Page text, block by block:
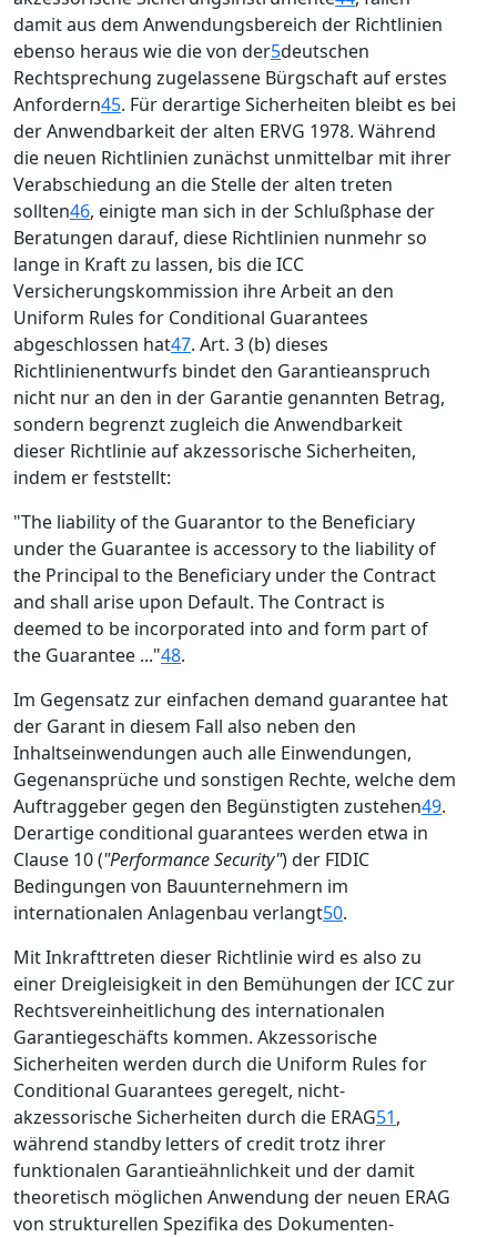
damit aus dem Anwendungsbereich der Richtlinien
ebenso heraus wie die von der5deutschen
Rechtsprechung zugelassene Bürgschaft auf erstes
Anfordern45. Für derartige Sicherheiten bleibt es bei
der Anwendbarkeit der alten ERVG 1978. Während
die neuen Richtlinien zunächst unmittelbar mit ihrer
Verabschiedung an die Stelle der alten treten
sollten46, einigte man sich in der Schlußphase der
Beratungen darauf, diese Richtlinien nunmehr so
lange in Kraft zu lassen, bis die ICC
Versicherungskommission ihre Arbeit an den
Uniform Rules for Conditional Guarantees
abgeschlossen hat47. Art. 3 (b) dieses
Richtlinienentwurfs bindet den Garantieanspruch
nicht nur an den in der Garantie genannten Betrag,
sondern begrenzt zugleich die Anwendbarkeit
dieser Richtlinie auf akzessorische Sicherheiten,
indem er feststellt:
"The liability of the Guarantor to the Beneficiary
under the Guarantee is accessory to the liability of
the Principal to the Beneficiary under the Contract
and shall arise upon Default. The Contract is
deemed to be incorporated into and form part of
the Guarantee ..."48.
Im Gegensatz zur einfachen demand guarantee hat
der Garant in diesem Fall also neben den
Inhaltseinwendungen auch alle Einwendungen,
Gegenansprüche und sonstigen Rechte, welche dem
Auftraggeber gegen den Begünstigten zustehen49.
Derartige conditional guarantees werden etwa in
Clause 10 ("Performance Security") der FIDIC
Bedingungen von Bauunternehmern im
internationalen Anlagenbau verlangt50.
Mit Inkrafttreten dieser Richtlinie wird es also zu
einer Dreigleisigkeit in den Bemühungen der ICC zur
Rechtsvereinheitlichung des internationalen
Garantiegeschäfts kommen. Akzessorische
Sicherheiten werden durch die Uniform Rules for
Conditional Guarantees geregelt, nicht-
akzessorische Sicherheiten durch die ERAG51,
während standby letters of credit trotz ihrer
funktionalen Garantieähnlichkeit und der damit
theoretisch möglichen Anwendung der neuen ERAG
von strukturellen Spezifika des Dokumenten-